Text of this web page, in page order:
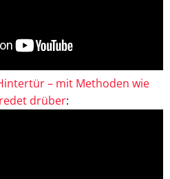
– mit Methoden wie
drüber: